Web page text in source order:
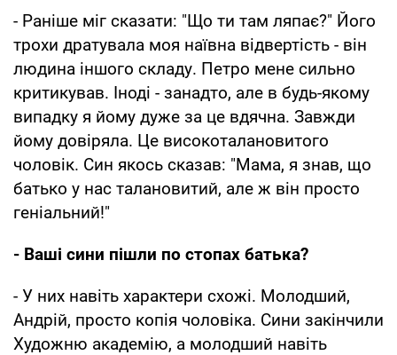
- Раніше міг сказати: "Що ти там ляпає?" Його
трохи дратувала моя наївна відвертість - він
людина іншого складу. Петро мене сильно
критикував. Іноді - занадто, але в будь-якому
випадку я йому дуже за це вдячна. Завжди
йому довіряла. Це високоталановитого
чоловік. Син якось сказав: "Мама, я знав, що
батько у нас талановитий, але ж він просто
геніальний!"
- Ваші сини пішли по стопах батька?
- У них навіть характери схожі. Молодший,
Андрій, просто копія чоловіка. Сини закінчили
Художню академію, а молодший навіть